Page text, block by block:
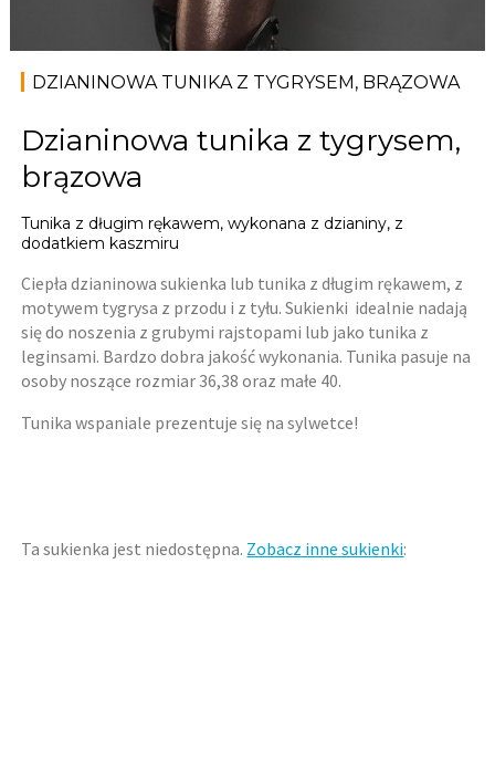
DZIANINOWA TUNIKA Z TYGRYSEM, BRĄZOWA
Dzianinowa tunika z tygrysem,
brązowa
Tunika z długim rękawem, wykonana z dzianiny, z
dodatkiem kaszmiru
Ciepła dzianinowa sukienka lub tunika z długim rękawem, z
motywem tygrysa z przodu i z tyłu. Sukienki idealnie nadają
się do noszenia z grubymi rajstopami lub jako tunika z
leginsami. Bardzo dobra jakość wykonania. Tunika pasuje na
osoby noszące rozmiar 36,38 oraz małe 40.
Tunika wspaniale prezentuje się na sylwetce!
Ta sukienka jest niedostępna. Zobacz inne sukienki: